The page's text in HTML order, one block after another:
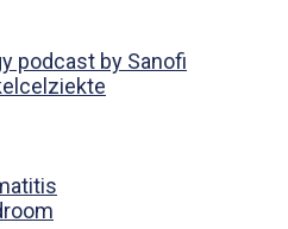
podcast by Sanofi